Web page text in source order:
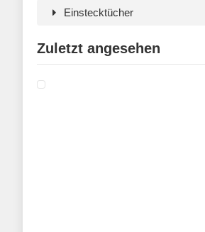
Einstecktücher
Zuletzt angesehen